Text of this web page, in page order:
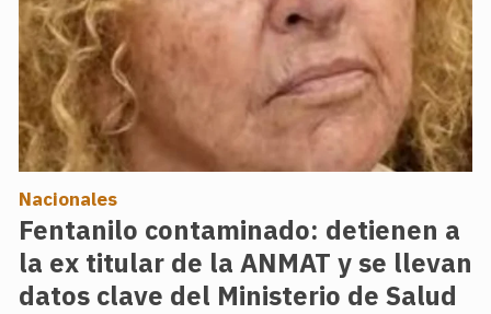
Fentanilo contaminado: detienen a
la ex titular de la ANMAT y se llevan
datos clave del Ministerio de Salud
Nacionales